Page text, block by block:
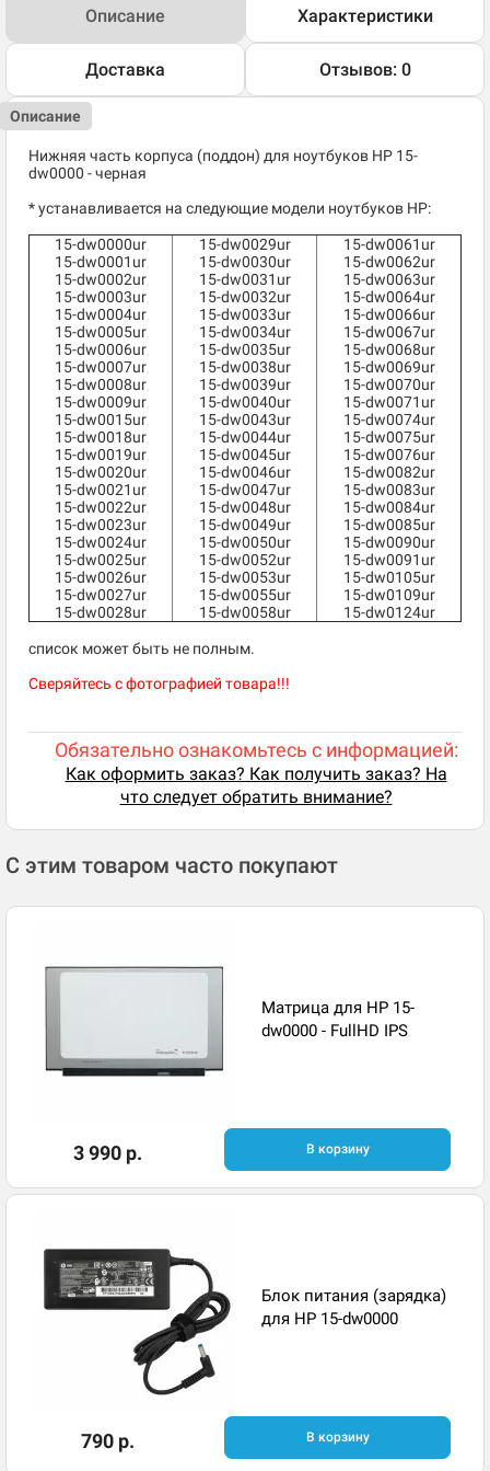
Описание Характеристики
Доставка Отзывов: 0
Описание
Нижняя часть корпуса (поддон) для ноутбуков HP 15-
dw0000 - черная
* устанавливается на следующие модели ноутбуков HP:
15-dw0000ur
15-dw0001ur
15-dw0002ur
15-dw0003ur
15-dw0004ur
15-dw0005ur
15-dw0006ur
15-dw0007ur
15-dw0008ur
15-dw0009ur
15-dw0015ur
15-dw0018ur
15-dw0019ur
15-dw0020ur
15-dw0021ur
15-dw0022ur
15-dw0023ur
15-dw0024ur
15-dw0025ur
15-dw0026ur
15-dw0027ur
15-dw0028ur
15-dw0029ur
15-dw0030ur
15-dw0031ur
15-dw0032ur
15-dw0033ur
15-dw0034ur
15-dw0035ur
15-dw0038ur
15-dw0039ur
15-dw0040ur
15-dw0043ur
15-dw0044ur
15-dw0045ur
15-dw0046ur
15-dw0047ur
15-dw0048ur
15-dw0049ur
15-dw0050ur
15-dw0052ur
15-dw0053ur
15-dw0055ur
15-dw0058ur
15-dw0061ur
15-dw0062ur
15-dw0063ur
15-dw0064ur
15-dw0066ur
15-dw0067ur
15-dw0068ur
15-dw0069ur
15-dw0070ur
15-dw0071ur
15-dw0074ur
15-dw0075ur
15-dw0076ur
15-dw0082ur
15-dw0083ur
15-dw0084ur
15-dw0085ur
15-dw0090ur
15-dw0091ur
15-dw0105ur
15-dw0109ur
15-dw0124ur
список может быть не полным.
Сверяйтесь с фотографией товара!!!
Обязательно ознакомьтесь с информацией:
Как оформить заказ? Как получить заказ? На
что следует обратить внимание?
С этим товаром часто покупают
Матрица для HP 15-
dw0000 - FullHD IPS
3 990 р. В корзину
Блок питания (зарядка)
для HP 15-dw0000
790 р. В корзину